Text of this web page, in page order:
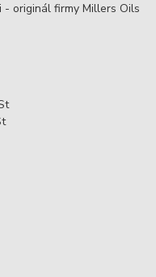
- originál firmy Millers Oils